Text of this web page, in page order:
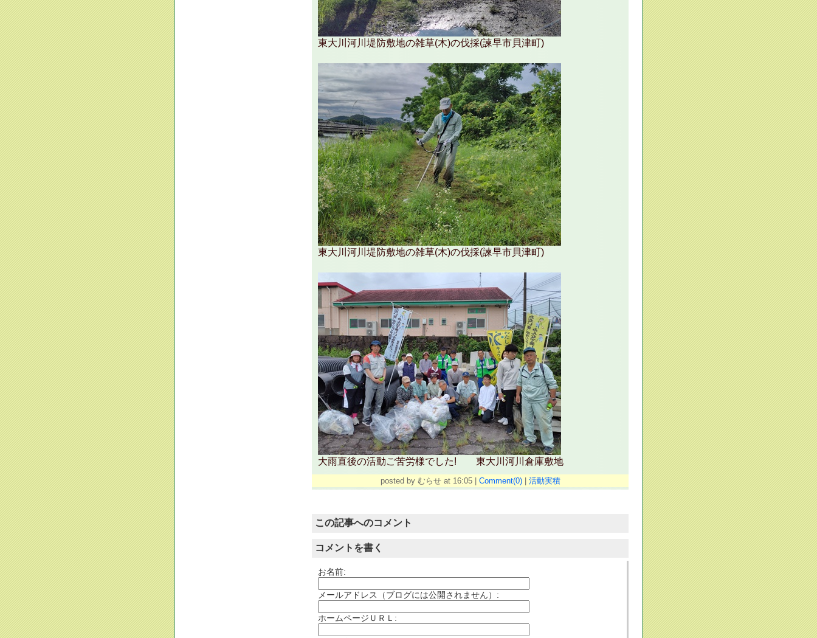
東大川河川堤防敷地の雑草(木)の伐採(諫早市貝津町)
東大川河川堤防敷地の雑草(木)の伐採(諫早市貝津町)
大雨直後の活動ご苦労様でした! 東大川河川倉庫敷地
posted by むらせat 16:05| Comment(0)| 活動実積
この記事へのコメント
コメントを書く
お名前:
メールアドレス（ブログには公開されません）:
ホームページＵＲＬ: